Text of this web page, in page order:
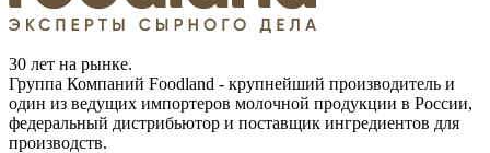
30 лет на рынке.
Группа Компаний Foodland - крупнейший производитель и
один из ведущих импортеров молочной продукции в России,
федеральный дистрибьютор и поставщик ингредиентов для
производств.